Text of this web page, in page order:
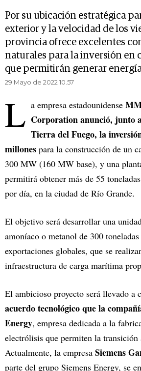
Por su ubicación estratégica
exterior y la velocidad de los
provincia ofrece excelentes
naturales para la inversión en
que permitirán generar
29 Mayo de 2022 10.57
L a empresa estadounidense
Corporation anunció, junto
Tierra del Fuego, la
millones para la construcción de un
300 MW (160 MW base), y una
permitirá obtener más de 55
por día, en la ciudad de Río Grande.
El objetivo será desarrollar una
amoníaco o metanol de 300
exportaciones globales, que se
infraestructura de carga marítima
El ambicioso proyecto será llevado a
acuerdo tecnológico que la
Energy, empresa dedicada a la
electrólisis que permiten la
Actualmente, la empresa Siemens
parte del grupo Siemens Energy, se